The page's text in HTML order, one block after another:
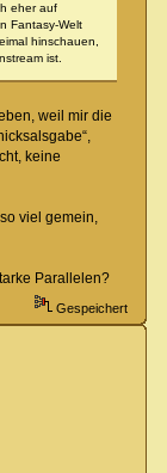
eher auf
Fantasy-Welt
hinschauen,
ist.
weil mir die
keine
viel gemein,
Parallelen?
Gespeichert